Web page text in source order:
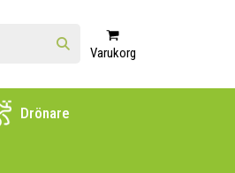
Varukorg
Drönare